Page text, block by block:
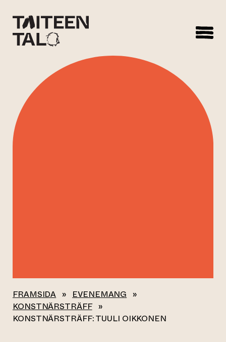
FRAMSIDA » EVENEMANG »
KONSTNÄRSTRÄFF »
KONSTNÄRSTRÄFF: TUULI OIKKONEN